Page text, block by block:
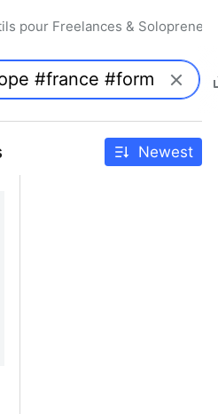
pour Freelances &
Newest